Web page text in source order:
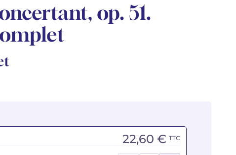
op. 51.
22,60 € TTC